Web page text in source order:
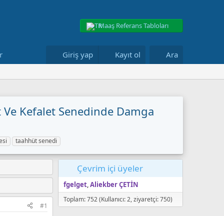
Maaş Referans Tabloları
Giriş yap Kayıt ol Ara
Kefalet Senedinde Damga
taahhüt senedi
#1
Çevrim içi üyeler
fgelget Aliekber ÇETİN
Toplam: 752 (Kullanıcı: 2, ziyaretçi: 750)